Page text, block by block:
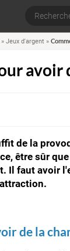
Jeux d'argent»
avoir
de la
être sûr
Il faut avoir
de la